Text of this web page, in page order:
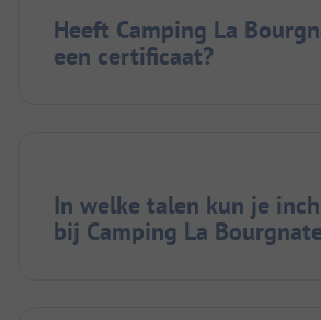
Heeft Camping La
een certificaat?
In welke talen kun je
bij Camping La